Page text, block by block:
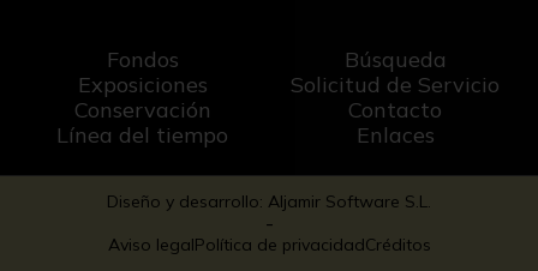
Fondos
Exposiciones
Conservación
Línea del tiempo
Búsqueda
Solicitud de Servicio
Contacto
Enlaces
Diseño y desarrollo: Aljamir Software S.L.
-
Aviso legalPolítica de privacidadCréditos